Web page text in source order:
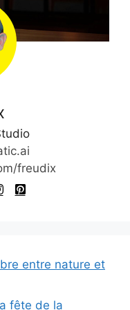
freudix
entre nature et
fête de la